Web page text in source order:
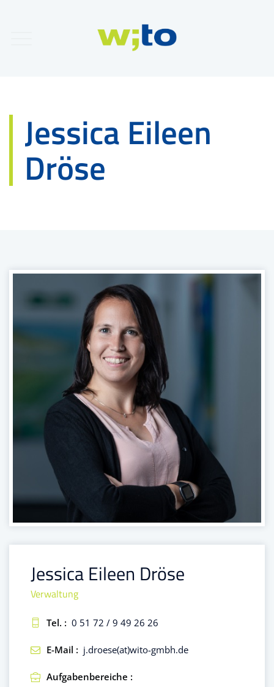
Jessica Eileen
Dröse
Jessica Eileen Dröse
Verwaltung
Tel. : 0 51 72 / 9 49 26 26
E-Mail : j.droese(at)wito-gmbh.de
Aufgabenbereiche :